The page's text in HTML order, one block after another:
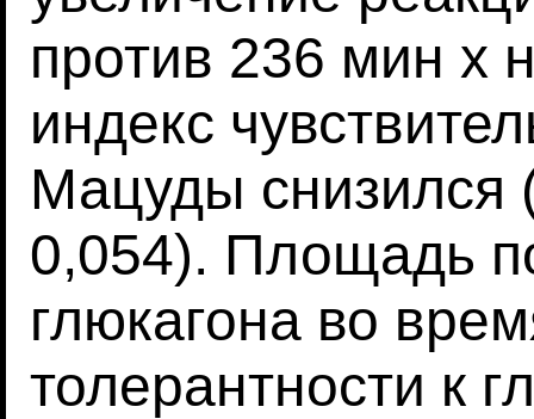
против 236 мин х
индекс
Мацуды снизился
0,054). Площадь
глюкагона во
толерантности к